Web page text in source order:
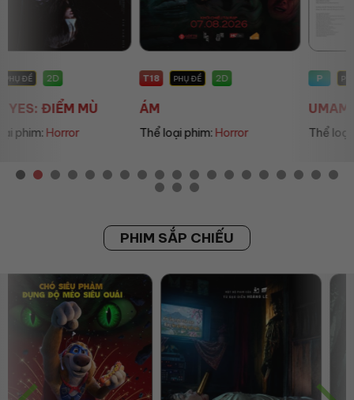
T18 PHỤ ĐỀ
ÁM
Thể loại phim:
P PHỤ ĐỀ
UMAMUSUME: PRETT...
Thể loại phim: Animation
PHIM SẮP CHIẾU